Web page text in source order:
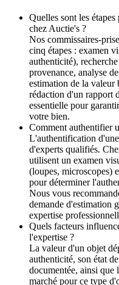
Quelles sont les
chez Auctie's ?
Nos commissaires-
cinq étapes : examen
authenticité),
provenance, analyse
estimation de la valeur
rédaction d'un rapport
essentielle pour
votre bien.
Comment authentifier
L'authentification
d'experts qualifiés.
utilisent un examen
(loupes, microscopes)
pour déterminer
Nous vous
demande d'estimation
expertise
Quels facteurs
l'expertise ?
La valeur d'un objet
authenticité, son état
documentée, ainsi que
marché pour ce type